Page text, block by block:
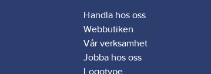
Handla hos oss
Webbutiken
Vår verksamhet
Jobba hos oss
Logotype